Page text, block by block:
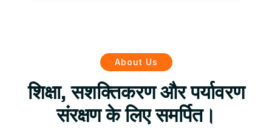
About Us
शिक्षा, सशक्तिकरण और पर्यावरण
संरक्षण के लिए समर्पित।